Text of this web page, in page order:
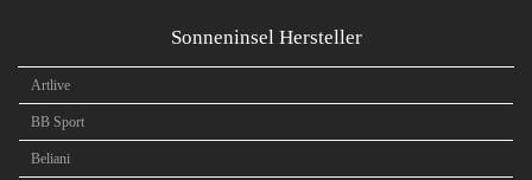
Sonneninsel Hersteller
Artlive
BB Sport
Beliani